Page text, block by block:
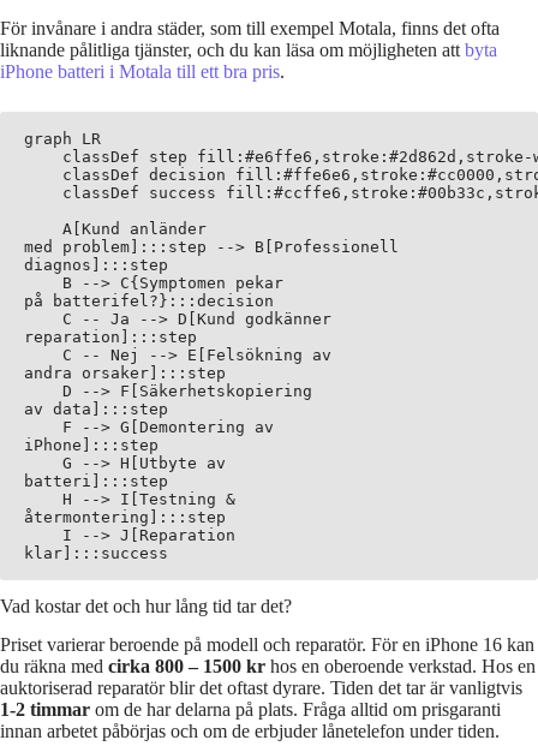
För invånare i andra städer, som till exempel Motala, finns det ofta
liknande pålitliga tjänster, och du kan läsa om möjligheten att byta
iPhone batteri i Motala till ett bra pris.
graph LR
classDef step fill:#e6ffe6,stroke:#2d862d,stroke-
classDef decision
classDef success
    A[Kund anländer
med problem]:::step --> B[Professionell
diagnos]:::step
    B --> C{Symptomen pekar
på batterifel?}:::decision
    C -- Ja --> D[Kund godkänner
reparation]:::step
    C -- Nej --> E[Felsökning av
andra orsaker]:::step
    D --> F[Säkerhetskopiering
av data]:::step
    F --> G[Demontering av
iPhone]:::step
    G --> H[Utbyte av
batteri]:::step
    H --> I[Testning &
återmontering]:::step
    I --> J[Reparation
Vad kostar det och hur lång tid tar det?
Priset varierar beroende på modell och reparatör. För en iPhone 16 kan
du räkna med cirka 800 – 1500 kr hos en oberoende verkstad. Hos en
auktoriserad reparatör blir det oftast dyrare. Tiden det tar är vanligtvis
1-2 timmar om de har delarna på plats. Fråga alltid om prisgaranti
innan arbetet påbörjas och om de erbjuder lånetelefon under tiden.